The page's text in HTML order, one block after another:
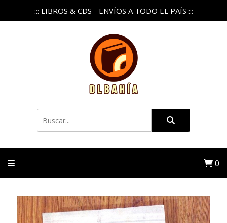
::: LIBROS & CDS - ENVÍOS A TODO EL PAÍS :::
0